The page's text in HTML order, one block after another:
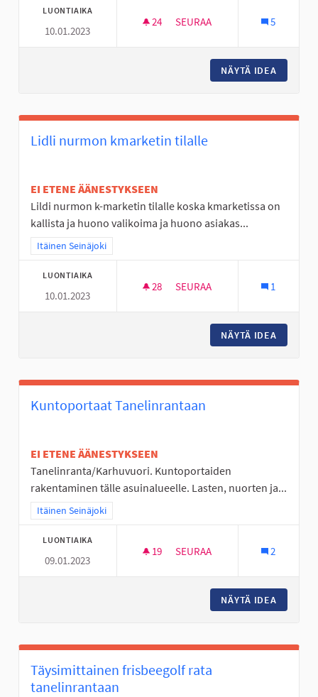
LUONTIAIKA
10.01.2023
24 24 SEURAAJAA
SEURAA 5
NÄYTÄ IDEA
Lidli nurmon kmarketin tilalle
EI ETENE ÄÄNESTYKSEEN
Lildi nurmon k-marketin tilalle koska kmarketissa on
kallista ja huono valikoima ja huono asiakas...
Rajaa tulokset teeman mukaan: Itäinen Seinäjoki
Itäinen Seinäjoki
LUONTIAIKA
10.01.2023
28 28 SEURAAJAA
SEURAA 1
NÄYTÄ IDEA
Kuntoportaat Tanelinrantaan
EI ETENE ÄÄNESTYKSEEN
Tanelinranta/Karhuvuori. Kuntoportaiden
rakentaminen tälle asuinalueelle. Lasten, nuorten ja...
Rajaa tulokset teeman mukaan: Itäinen Seinäjoki
Itäinen Seinäjoki
LUONTIAIKA
09.01.2023
19 19 SEURAAJAA
SEURAA 2
NÄYTÄ IDEA
Täysimittainen frisbeegolf rata
tanelinrantaan